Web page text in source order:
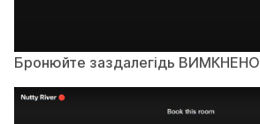
Бронюйте заздалегідь ВИМКНЕНО